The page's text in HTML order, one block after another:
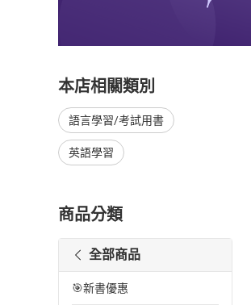
本店相關類別
語言學習/考試用書
英語學習
商品分類
全部商品
🎯新書優惠